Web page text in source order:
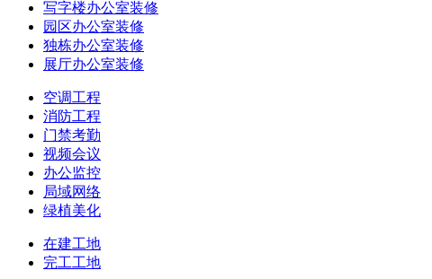
写字楼办公室装修
园区办公室装修
独栋办公室装修
展厅办公室装修
空调工程
消防工程
门禁考勤
视频会议
办公监控
局域网络
绿植美化
在建工地
完工工地